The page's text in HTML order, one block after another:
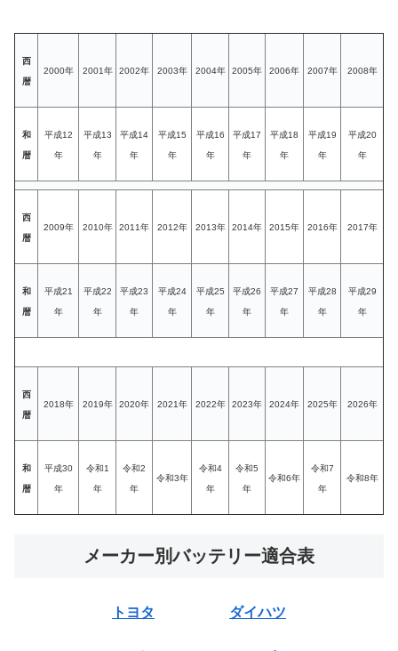
西
暦
2000年 2001年 2002年 2003年 2004年 2005年 2006年 2007年 2008年
和
暦
平成12
年
平成13
年
平成14
年
平成15
年
平成16
年
平成17
年
平成18
年
平成19
年
平成20
年
西
暦
2009年 2010年 2011年 2012年 2013年 2014年 2015年 2016年 2017年
和
暦
平成21
年
平成22
年
平成23
年
平成24
年
平成25
年
平成26
年
平成27
年
平成28
年
平成29
年
西
暦
2018年 2019年 2020年 2021年 2022年 2023年 2024年 2025年 2026年
和
暦
平成30
年
令和1
年
令和2
年
令和3年
令和4
年
令和5
年
令和6年
令和7
年
令和8年
メーカー別バッテリー適合表
トヨタ ダイハツ